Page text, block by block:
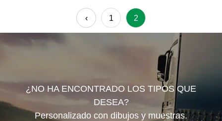
‹ 1 2
¿NO HA ENCONTRADO LOS TIPOS QUE
DESEA?
Personalizado con dibujos y muestras.